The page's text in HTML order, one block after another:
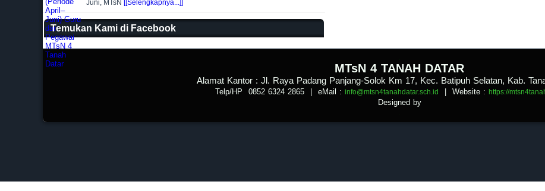
Juni, MTsN [[Selengkapnya...]]
Temukan Kami di Facebook
MTsN 4 TANAH DATAR
Alamat Kantor : Jl. Raya Padang Panjang-Solok Km 17, Kec. Batipuh Selatan, Kab.
Telp/HP 0852 6324 2865 | eMail : info@mtsn4tanahdatar.sch.id Website : https://
Designed by